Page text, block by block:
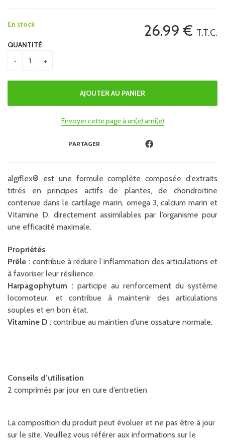
26.99 € T.T.C.
En stock
QUANTITÉ
Envoyer cette page à un(e) ami(e)
PARTAGER
algiflex® est une formule complète composée d’extraits
titrés en principes actifs de plantes, de chondroïtine
contenue dans le cartilage marin, omega 3, calcium marin et
Vitamine D, directement assimilables par l’organisme pour
une efficacité maximale.
Propriétés
Prêle : contribue à réduire l’inflammation des articulations et
à favoriser leur résilience.
Harpagophytum : participe au renforcement du système
locomoteur, et contribue à maintenir des articulations
souples et en bon état.
Vitamine D : contribue au maintien d’une ossature normale.
Conseils d’utilisation
2 comprimés par jour en cure d’entretien
La composition du produit peut évoluer et ne pas être à jour
sur le site. Veuillez vous référer aux informations sur le